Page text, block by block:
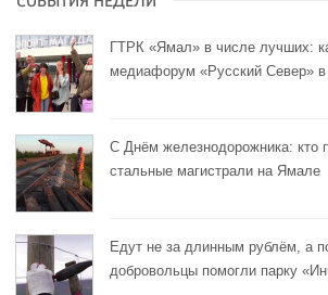
ГТРК «Ямал» в числе лучших:
медиафорум «Русский Север»
С Днём железнодорожника: кто
стальные магистрали на Ямале
Едут не за длинным рублём, а
добровольцы помогли парку